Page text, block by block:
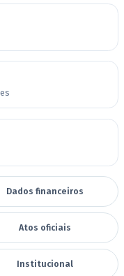
Dados financeiros
Atos oficiais
Institucional